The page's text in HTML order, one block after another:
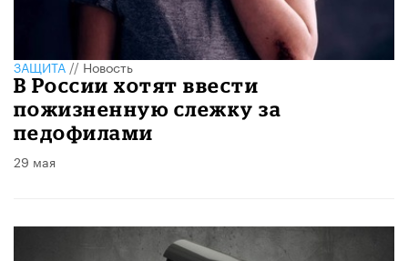
ЗАЩИТА//Новость
В России хотят ввести
пожизненную слежку за
педофилами
29 мая